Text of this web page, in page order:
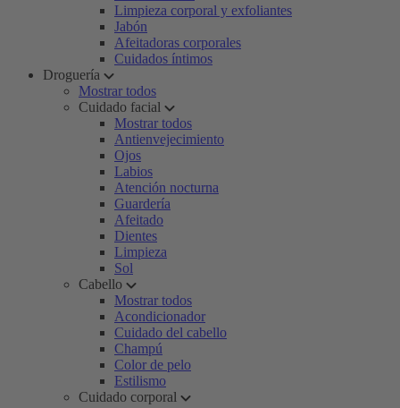
Limpieza corporal y exfoliantes
Jabón
Afeitadoras corporales
Cuidados íntimos
Droguería
Mostrar todos
Cuidado facial
Mostrar todos
Antienvejecimiento
Ojos
Labios
Atención nocturna
Guardería
Afeitado
Dientes
Limpieza
Sol
Cabello
Mostrar todos
Acondicionador
Cuidado del cabello
Champú
Color de pelo
Estilismo
Cuidado corporal